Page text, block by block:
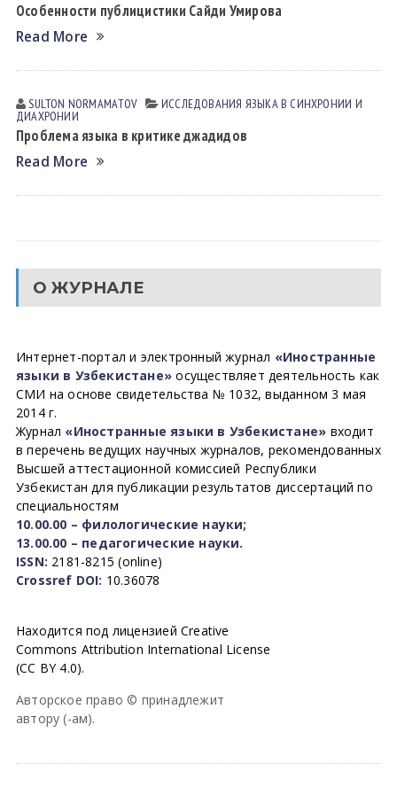
Особенности публицистики Сайди Умирова
Read More
SULTON NORMАMАTOV ИССЛЕДОВАНИЯ ЯЗЫКА В СИНХРОНИИ И
ДИАХРОНИИ
Проблема языка в критике джадидов
Read More
О ЖУРНАЛЕ
Интернет-портал и электронный журнал «Иностранные
языки в Узбекистане» осуществляет деятельность как
СМИ на основе свидетельства № 1032, выданном 3 мая
2014 г.
Журнал «Иностранные языки в Узбекистане» входит
в перечень ведущих научных журналов, рекомендованных
Высшей аттестационной комиссией Республики
Узбекистан для публикации результатов диссертаций по
специальностям
10.00.00 – филологические науки;
13.00.00 – педагогические науки.
ISSN: 2181-8215 (online)
Crossref DOI: 10.36078
Находится под лицензией Creative
Commons Attribution International License
(CC BY 4.0).
Авторское право © принадлежит
автору (-ам).